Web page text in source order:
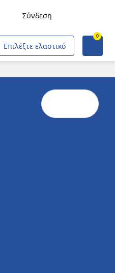
Σύνδεση
Επιχειρήσεις
0
Επιλέξτε ελαστικό